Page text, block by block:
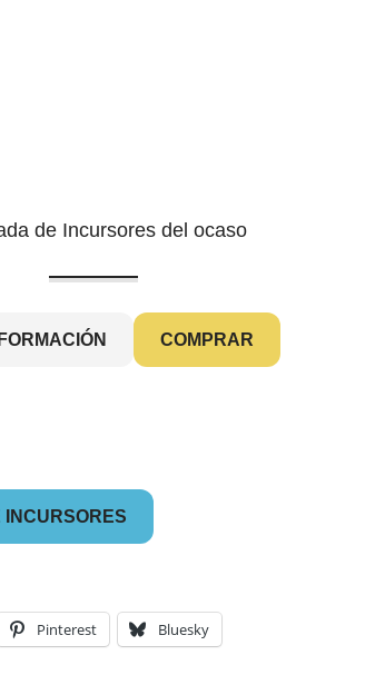
COMPRAR
INCURSORES
Pinterest Bluesky